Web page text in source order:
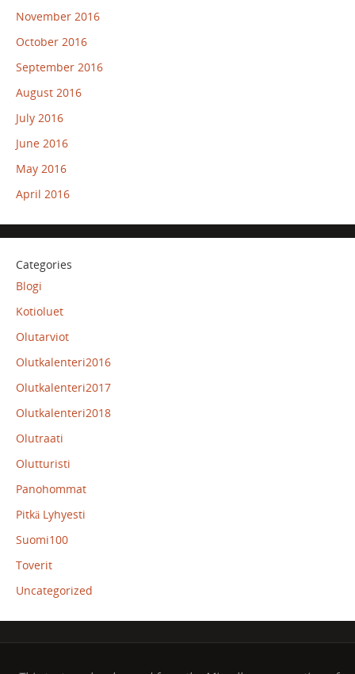
November 2016
October 2016
September 2016
August 2016
July 2016
June 2016
May 2016
April 2016
Categories
Blogi
Kotioluet
Olutarviot
Olutkalenteri2016
Olutkalenteri2017
Olutkalenteri2018
Olutraati
Olutturisti
Panohommat
Pitkä Lyhyesti
Suomi100
Toverit
Uncategorized